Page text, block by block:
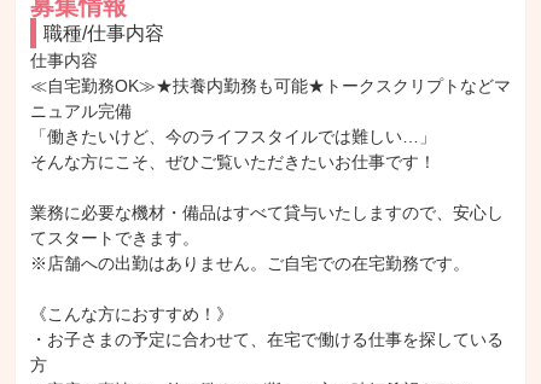
募集情報
職種/仕事内容
仕事内容
≪自宅勤務OK≫★扶養内勤務も可能★トークスクリプトなどマ
ニュアル完備
「働きたいけど、今のライフスタイルでは難しい…」
そんな方にこそ、ぜひご覧いただきたいお仕事です！
業務に必要な機材・備品はすべて貸与いたしますので、安心し
てスタートできます。
※店舗への出勤はありません。ご自宅での在宅勤務です。
《こんな方におすすめ！》
・お子さまの予定に合わせて、在宅で働ける仕事を探している
方